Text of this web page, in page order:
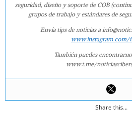
seguridad, diseño y soporte de COB
grupos de trabajo y estándares de
Envía tips de noticias a
www.instagram.com/
También puedes
www.t.me/
Share this...